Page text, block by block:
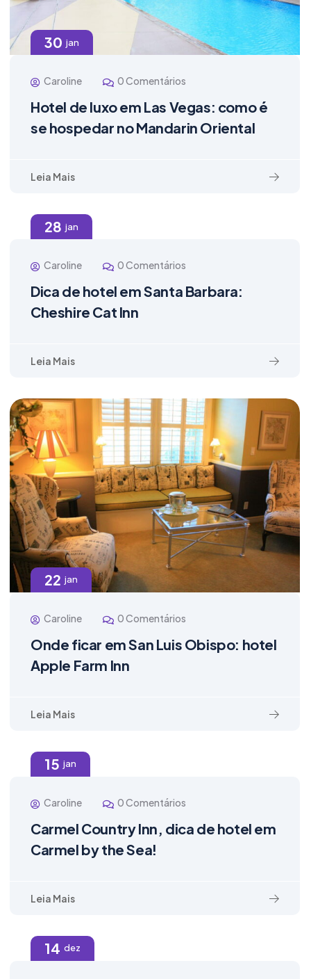
30 jan
Caroline 0 Comentários
Hotel de luxo em Las Vegas: como é
se hospedar no Mandarin Oriental
Leia Mais
28 jan
Caroline 0 Comentários
Dica de hotel em Santa Barbara:
Cheshire Cat Inn
Leia Mais
22 jan
Caroline 0 Comentários
Onde ficar em San Luis Obispo: hotel
Apple Farm Inn
Leia Mais
15 jan
Caroline 0 Comentários
Carmel Country Inn, dica de hotel em
Carmel by the Sea!
Leia Mais
14 dez